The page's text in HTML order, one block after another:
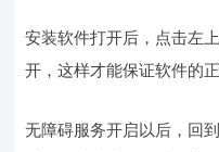
安装软件打开后，点击左
开，这样才能保证软件的正
无障碍服务开启以后，回